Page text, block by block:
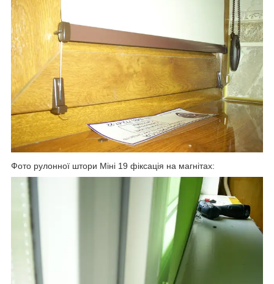
Фото рулонної штори Міні 19 фіксація на магнітах: